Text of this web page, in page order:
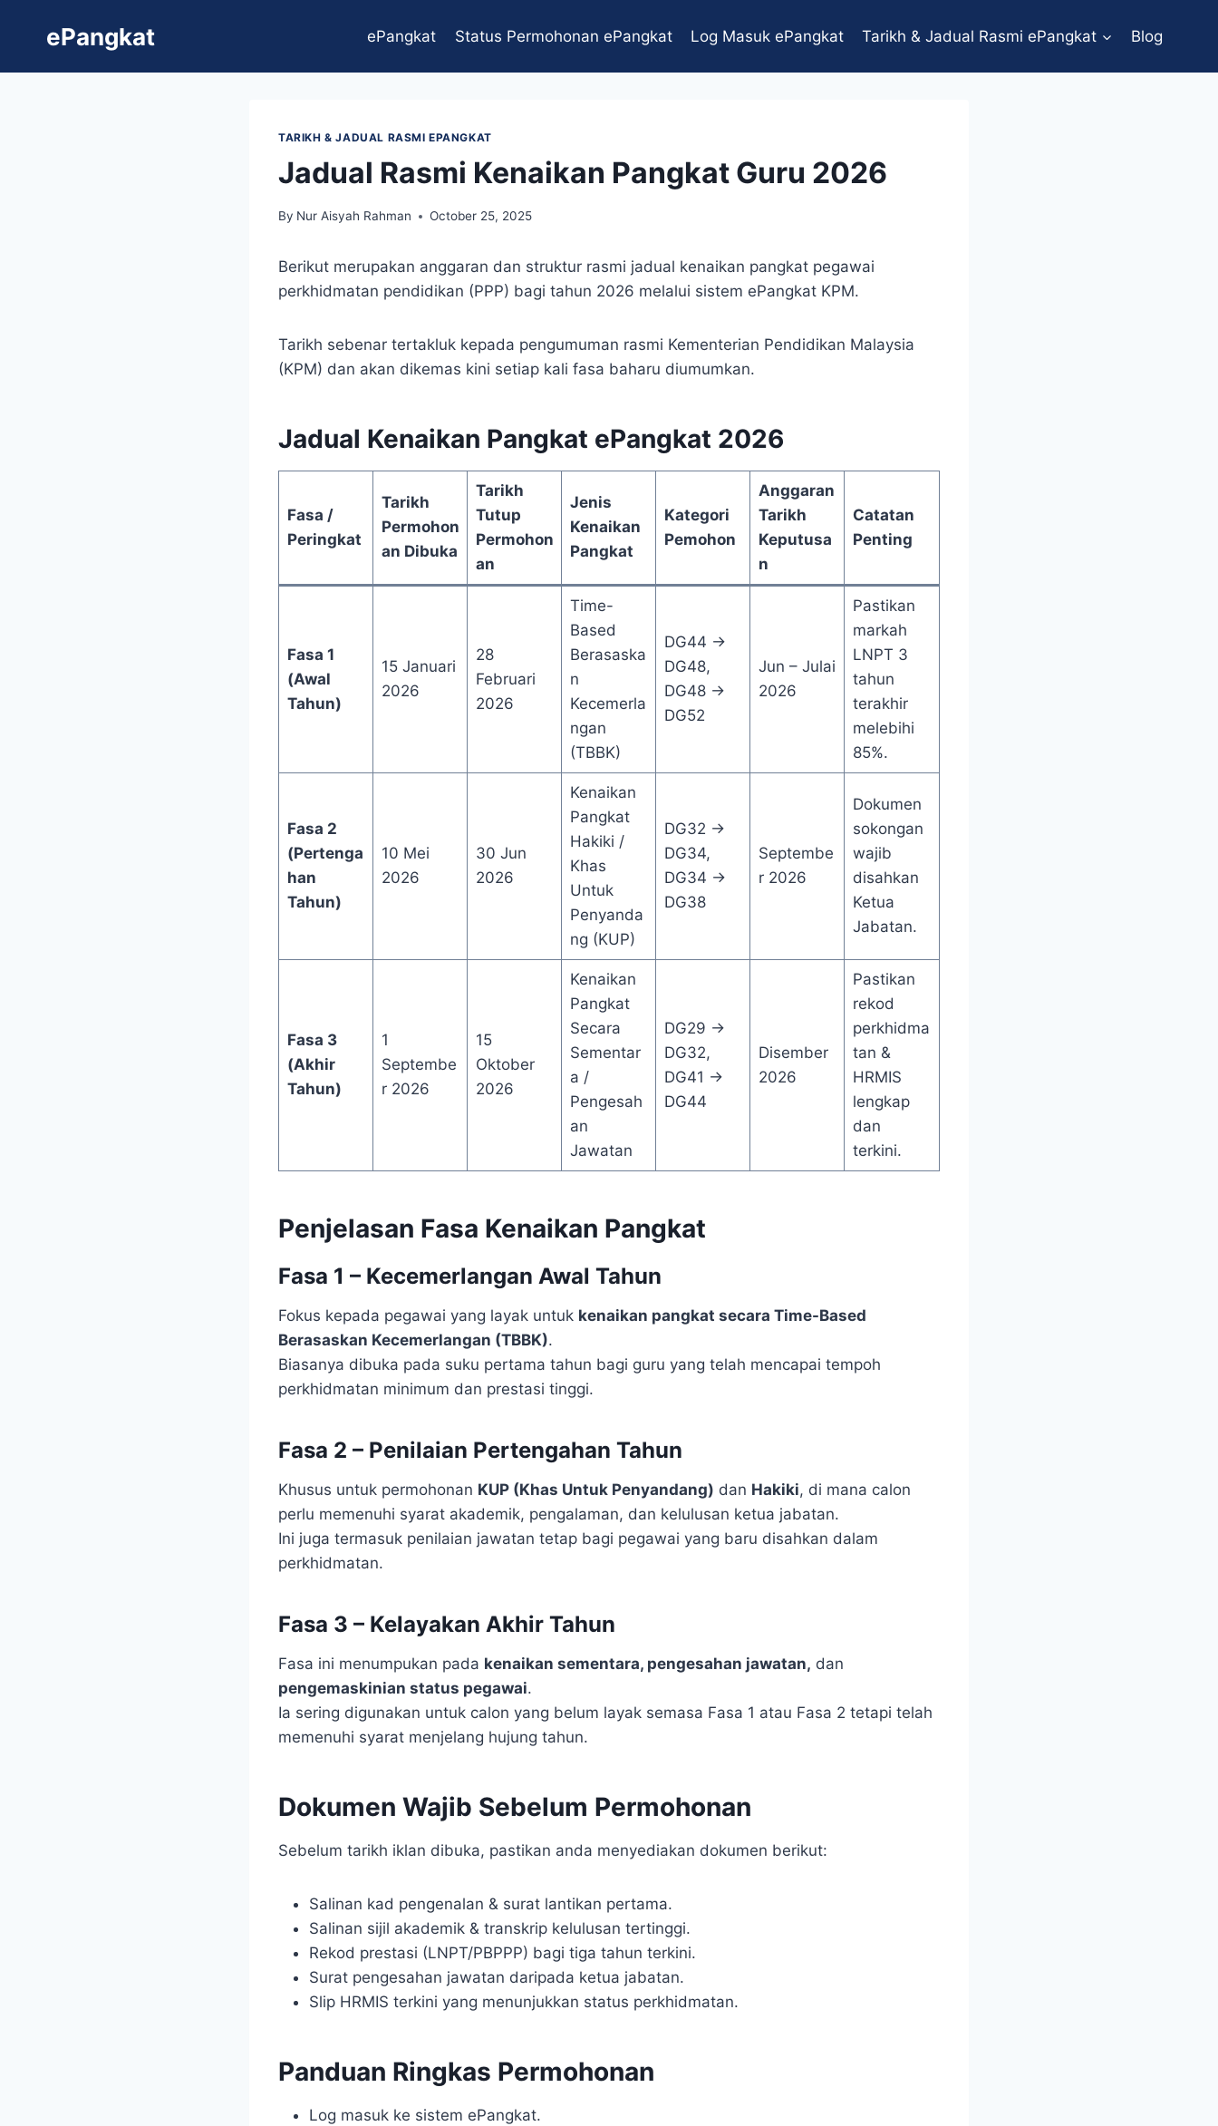
ePangkat ePangkat Status Permohonan ePangkat Log Masuk ePangkat Tarikh & Jadual Rasmi ePangkat Blog
TARIKH & JADUAL RASMI EPANGKAT
Jadual Rasmi Kenaikan Pangkat Guru 2026
By Nur Aisyah Rahman October 25, 2025
Berikut merupakan anggaran dan struktur rasmi jadual kenaikan pangkat pegawai
perkhidmatan pendidikan (PPP) bagi tahun 2026 melalui sistem ePangkat KPM.
Tarikh sebenar tertakluk kepada pengumuman rasmi Kementerian Pendidikan Malaysia
(KPM) dan akan dikemas kini setiap kali fasa baharu diumumkan.
Jadual Kenaikan Pangkat ePangkat 2026
Fasa /
Peringkat
Tarikh
Permohon
an Dibuka
Tarikh
Tutup
Permohon
an
Jenis
Kenaikan
Pangkat
Kategori
Pemohon
Anggaran
Tarikh
Keputusa
n
Catatan
Penting
Fasa 1
(Awal
Tahun)
15 Januari
2026
28
Februari
2026
Time-
Based
Berasaska
n
Kecemerla
ngan
(TBBK)
DG44 →
DG48,
DG48 →
DG52
Jun – Julai
2026
Pastikan
markah
LNPT 3
tahun
terakhir
melebihi
85%.
Fasa 2
(Pertenga
han
Tahun)
10 Mei
2026
30 Jun
2026
Kenaikan
Pangkat
Hakiki /
Khas
Untuk
Penyanda
ng (KUP)
DG32 →
DG34,
DG34 →
DG38
Septembe
r 2026
Dokumen
sokongan
wajib
disahkan
Ketua
Jabatan.
Fasa 3
(Akhir
Tahun)
1
Septembe
r 2026
15
Oktober
2026
Kenaikan
Pangkat
Secara
Sementar
a /
Pengesah
an
Jawatan
DG29 →
DG32,
DG41 →
DG44
Disember
2026
Pastikan
rekod
perkhidma
tan &
HRMIS
lengkap
dan
terkini.
Penjelasan Fasa Kenaikan Pangkat
Fasa 1 – Kecemerlangan Awal Tahun
Fokus kepada pegawai yang layak untuk kenaikan pangkat secara Time-Based
Berasaskan Kecemerlangan (TBBK).
Biasanya dibuka pada suku pertama tahun bagi guru yang telah mencapai tempoh
perkhidmatan minimum dan prestasi tinggi.
Fasa 2 – Penilaian Pertengahan Tahun
Khusus untuk permohonan KUP (Khas Untuk Penyandang) dan Hakiki, di mana calon
perlu memenuhi syarat akademik, pengalaman, dan kelulusan ketua jabatan.
Ini juga termasuk penilaian jawatan tetap bagi pegawai yang baru disahkan dalam
perkhidmatan.
Fasa 3 – Kelayakan Akhir Tahun
Fasa ini menumpukan pada kenaikan sementara, pengesahan jawatan, dan
pengemaskinian status pegawai.
Ia sering digunakan untuk calon yang belum layak semasa Fasa 1 atau Fasa 2 tetapi telah
memenuhi syarat menjelang hujung tahun.
Dokumen Wajib Sebelum Permohonan
Sebelum tarikh iklan dibuka, pastikan anda menyediakan dokumen berikut:
Salinan kad pengenalan & surat lantikan pertama.
Salinan sijil akademik & transkrip kelulusan tertinggi.
Rekod prestasi (LNPT/PBPPP) bagi tiga tahun terkini.
Surat pengesahan jawatan daripada ketua jabatan.
Slip HRMIS terkini yang menunjukkan status perkhidmatan.
Panduan Ringkas Permohonan
Log masuk ke sistem ePangkat.